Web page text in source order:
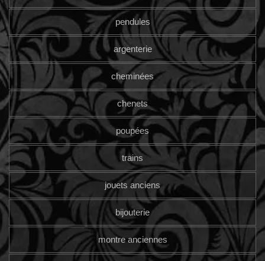
pendules
argenterie
cheminées
chenets
poupées
trains
jouets anciens
bijouterie
montre anciennes